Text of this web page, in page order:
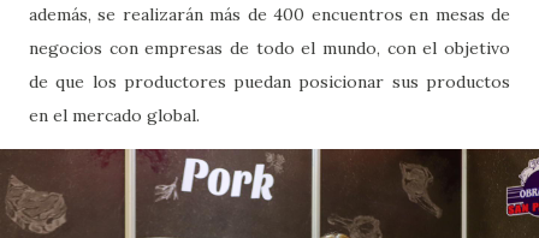
además, se realizarán más de 400 encuentros en mesas de
negocios con empresas de todo el mundo, con el objetivo
de que los productores puedan posicionar sus productos
en el mercado global.